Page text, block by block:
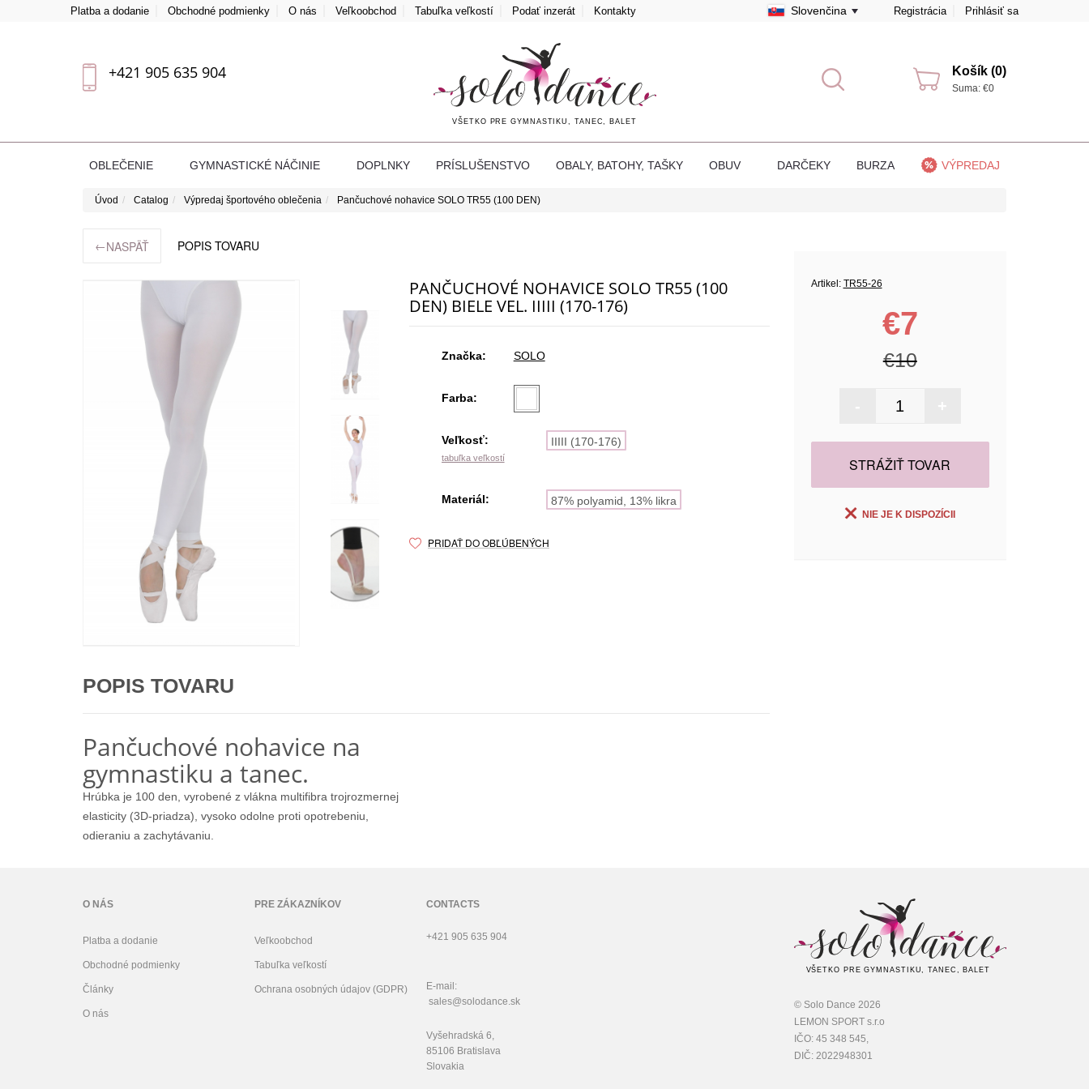
Platba a dodanie Obchodné podmienky O nás Veľkoobchod Tabuľka veľkostí Podať inzerát Kontakty Slovenčina Registrácia Prihlásiť sa
+421 905 635 904
VŠETKO PRE GYMNASTIKU, TANEC, BALET
Košík (0)
Suma: €0
OBLEČENIE GYMNASTICKÉ NÁČINIE DOPLNKY PRÍSLUŠENSTVO OBALY, BATOHY, TAŠKY OBUV DARČEKY BURZA VÝPREDAJ
Úvod Catalog Výpredaj športového oblečenia Pančuchové nohavice SOLO TR55 (100 DEN)
←NASPÄŤ POPIS TOVARU
PANČUCHOVÉ NOHAVICE SOLO TR55 (100
DEN) BIELE VEL. IIIII (170-176)
Značka: SOLO
Farba:
Veľkosť:
tabuľka veľkostí
IIIII (170-176)
Materiál: 87% polyamid, 13% likra
PRIDAŤ DO OBĽÚBENÝCH
POPIS TOVARU
Pančuchové nohavice na
gymnastiku a tanec.
Hrúbka je 100 den, vyrobené z vlákna multifibra trojrozmernej
elasticity (3D-priadza), vysoko odolne proti opotrebeniu,
odieraniu a zachytávaniu.
Artikel: TR55-26
€7
€10
STRÁŽIŤ TOVAR
NIE JE K DISPOZÍCII
O NÁS
Platba a dodanie
Obchodné podmienky
Články
O nás
PRE ZÁKAZNÍKOV
Veľkoobchod
Tabuľka veľkostí
Ochrana osobných údajov (GDPR)
CONTACTS
+421 905 635 904
E-mail:
sales@solodance.sk
Vyšehradská 6,
85106 Bratislava
Slovakia
VŠETKO PRE GYMNASTIKU, TANEC, BALET
© Solo Dance 2026
LEMON SPORT s.r.o
IČO: 45 348 545,
DIČ: 2022948301